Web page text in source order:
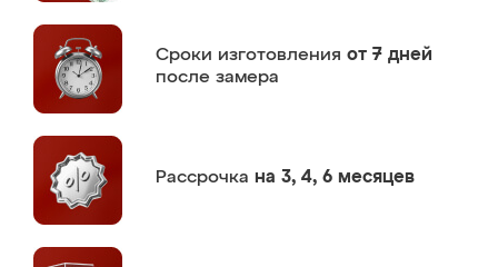
Сроки изготовления от 7 дней
после замера
Рассрочка на 3, 4, 6 месяцев